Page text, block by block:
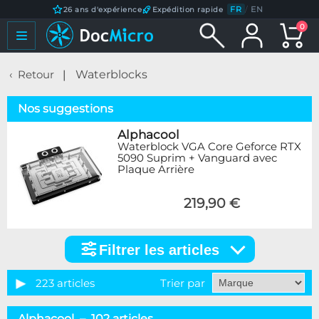
26 ans d'expérience Expédition rapide FR / EN
0
Retour Waterblocks
Nos suggestions
Alphacool
Waterblock VGA Core Geforce RTX
5090 Suprim + Vanguard avec
Plaque Arrière
219,90 €
articles
Catégorie
Filtrer les articles
223 articles Trier par